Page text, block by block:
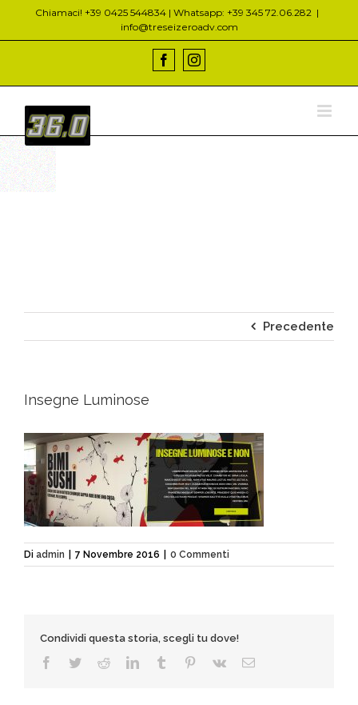
contenuto
Chiamaci! +39 0425 544834 | Whatsapp: +39 345 72.06.282 |
info@treseizeroadv.com
FacebookInstagram
Precedente
Insegne Luminose
Di admin 7 Novembre 2016 0 Commenti
Condividi questa storia, scegli tu dove!
Facebook
TwitterRedditLinkedInTumblr Pinterest
Vk Email